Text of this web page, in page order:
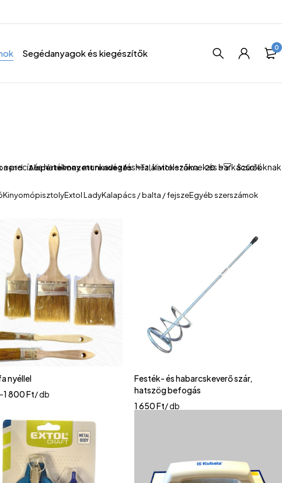
Segédanyagok és kiegészítők 0
precíz és hatékony munkavégzéshez, kivitelezőknek és barkácsolóknak
KinyomópisztolyExtol LadyKalapács / balta / fejszeEgyéb szerszámok
Alapértelmezett rendezés Találatok száma 20
nyéllel
–1 800Ft/ db
Festék- és habarcskeverő szár,
hatszög befogás
1 650Ft/ db